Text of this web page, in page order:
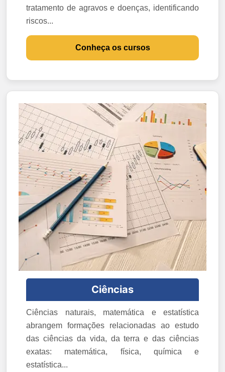
tratamento de agravos e doenças, identificando
riscos...
Conheça os cursos
Ciências
Ciências naturais, matemática e estatística
abrangem formações relacionadas ao estudo
das ciências da vida, da terra e das ciências
exatas: matemática, física, química e
estatística...